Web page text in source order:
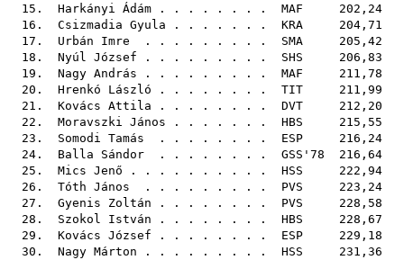
15. Harkányi Ádám . . . . . . . . MAF 202,24
16. Csizmadia Gyula . . . . . . . KRA 204,71
17. Urbán Imre . . . . . . . . . SMA 205,42
18. Nyúl József . . . . . . . . . SHS 206,83
19. Nagy András . . . . . . . . . MAF 211,78
20. Hrenkó László . . . . . . . . TIT 211,99
21. Kovács Attila . . . . . . . . DVT 212,20
22. Moravszki János . . . . . . . HBS 215,55
23. Somodi Tamás . . . . . . . . ESP 216,24
24. Balla Sándor . . . . . . . . GSS'78 216,64
25. Mics Jenő . . . . . . . . . . HSS 222,94
26. Tóth János . . . . . . . . . PVS 223,24
27. Gyenis Zoltán . . . . . . . . PVS 228,58
28. Szokol István . . . . . . . . HBS 228,67
29. Kovács József . . . . . . . . ESP 229,18
30. Nagy Márton . . . . . . . . . HSS 231,36